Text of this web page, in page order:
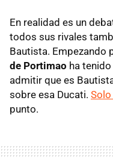
En realidad es un
todos sus rivales
Bautista. Empezando
de Portimao ha
admitir que es
sobre esa Ducati.
punto.